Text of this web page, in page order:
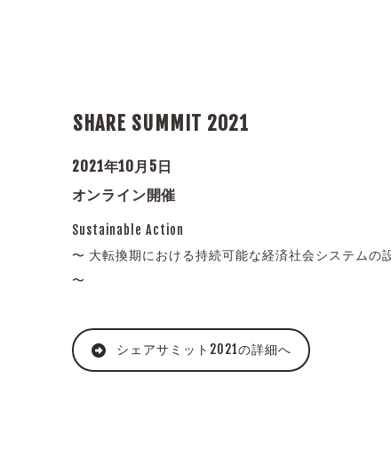
SHARE SUMMIT 2021
2021年10月5日
オンライン開催
Sustainable Action
〜 大転換期における持続可能な経済社会システムの
〜
シェアサミット2021の詳細へ